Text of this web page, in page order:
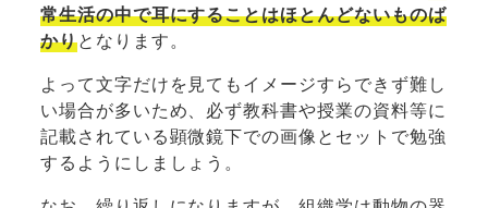
常生活の中で耳にすることはほとんどないものば
かりとなります。
よって文字だけを見てもイメージすらできず難し
い場合が多いため、必ず教科書や授業の資料等に
記載されている顕微鏡下での画像とセットで勉強
するようにしましょう。